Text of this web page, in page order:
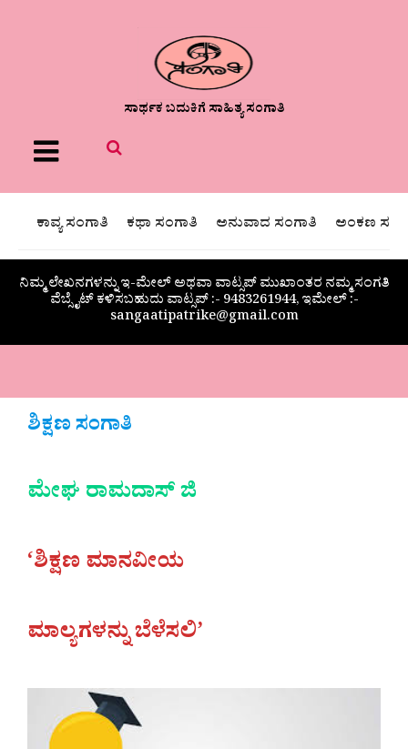
ಸಾರ್ಥಕ ಬದುಕಿಗೆ ಸಾಹಿತ್ಯ ಸಂಗಾತಿ
Menu
ಕಾವ್ಯ ಸಂಗಾತಿ ಕಥಾ ಸಂಗಾತಿ ಅನುವಾದ ಸಂಗಾತಿ ಅಂಕಣ
ನಿಮ್ಮ ಲೇಖನಗಳನ್ನು ಇ-ಮೇಲ್ ಅಥವಾ ವಾಟ್ಸಪ್ ಮುಖಾಂತರ ನಮ್ಮ ಸಂಗತಿ
ವೆಬ್ಸೈಟ್ ಕಳಿಸಬಹುದು ವಾಟ್ಸಪ್‌ :- 9483261944, ಇಮೇಲ್ :-
sangaatipatrike@gmail.com
ಶಿಕ್ಷಣ ಸಂಗಾತಿ
ಮೇಘ ರಾಮದಾಸ್ ಜಿ
‘ಶಿಕ್ಷಣ ಮಾನವೀಯ
ಮಾಲ್ಯಗಳನ್ನು ಬೆಳೆಸಲಿ’